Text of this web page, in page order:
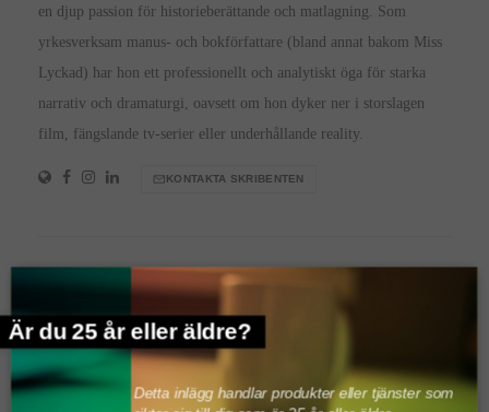
en djup passion för historieberättande och matlagning. Som
yrkesverksam manus- och bokförfattare (bland annat bakom Miss
Lyckad) har hon ett professionellt och analytiskt öga för starka
narrativ och dramaturgi, oavsett om hon dyker ner i storslagen
film, fängslande tv-serier eller underhållande reality.
KONTAKTA SKRIBENTEN
MISSA INTE DETTA
Är du 25 år eller äldre?
Detta inlägg handlar produkter eller tjänster som